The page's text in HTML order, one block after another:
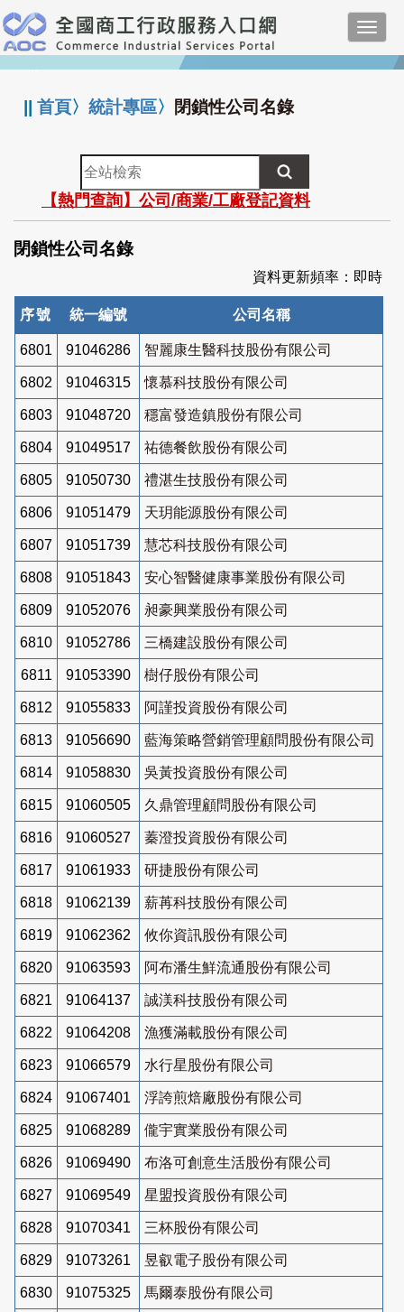
跳
到
主
要
:::
||首頁〉統計專區〉 閉鎖性公司名錄
全
站
檢
索
【熱門查詢】公司/商業/工廠登記資料
閉鎖性公司名錄
資料更新頻率：即時
序號 統一編號 公司名稱
6801 91046286 智麗康生醫科技股份有限公司
6802 91046315 懷慕科技股份有限公司
6803 91048720 穩富發造鎮股份有限公司
6804 91049517 祐德餐飲股份有限公司
6805 91050730 禮湛生技股份有限公司
6806 91051479 天玥能源股份有限公司
6807 91051739 慧芯科技股份有限公司
6808 91051843 安心智醫健康事業股份有限公司
6809 91052076 昶豪興業股份有限公司
6810 91052786 三橋建設股份有限公司
6811 91053390 樹仔股份有限公司
6812 91055833 阿謹投資股份有限公司
6813 91056690 藍海策略營銷管理顧問股份有限公司
6814 91058830 吳黃投資股份有限公司
6815 91060505 久鼎管理顧問股份有限公司
6816 91060527 蓁澄投資股份有限公司
6817 91061933 研捷股份有限公司
6818 91062139 薪苒科技股份有限公司
6819 91062362 攸你資訊股份有限公司
6820 91063593 阿布潘生鮮流通股份有限公司
6821 91064137 誠渼科技股份有限公司
6822 91064208 漁獲滿載股份有限公司
6823 91066579 水行星股份有限公司
6824 91067401 浮誇煎焙廠股份有限公司
6825 91068289 儱宇實業股份有限公司
6826 91069490 布洛可創意生活股份有限公司
6827 91069549 星盟投資股份有限公司
6828 91070341 三杯股份有限公司
6829 91073261 昱叡電子股份有限公司
6830 91075325 馬爾泰股份有限公司